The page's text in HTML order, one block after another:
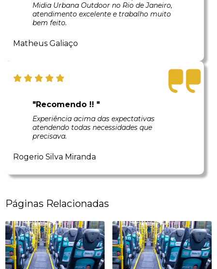
Midia Urbana Outdoor no Rio de Janeiro,
atendimento excelente e trabalho muito
bem feito.
Matheus Galiaço
"Recomendo !! "
Experiência acima das expectativas
atendendo todas necessidades que
precisava.
Rogerio Silva Miranda
Páginas Relacionadas